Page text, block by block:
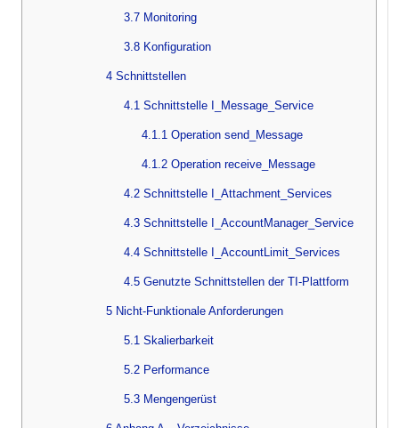
3.7 Monitoring
3.8 Konfiguration
4 Schnittstellen
4.1 Schnittstelle I_Message_Service
4.1.1 Operation send_Message
4.1.2 Operation receive_Message
4.2 Schnittstelle I_Attachment_Services
4.3 Schnittstelle I_AccountManager_Service
4.4 Schnittstelle I_AccountLimit_Services
4.5 Genutzte Schnittstellen der TI-Plattform
5 Nicht-Funktionale Anforderungen
5.1 Skalierbarkeit
5.2 Performance
5.3 Mengengerüst